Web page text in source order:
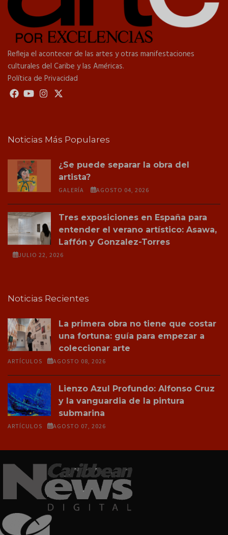
Refleja el acontecer de las artes y otras manifestaciones
culturales del Caribe y las Américas.
Política de Privacidad
Noticias Más Populares
¿Se puede separar la obra del
artista?
GALERÍA AGOSTO 04, 2026
Tres exposiciones en España para
entender el verano artístico: Asawa,
Laffón y Gonzalez-Torres
JULIO 22, 2026
Noticias Recientes
La primera obra no tiene que costar
una fortuna: guía para empezar a
coleccionar arte
ARTÍCULOS AGOSTO 08, 2026
Lienzo Azul Profundo: Alfonso Cruz
y la vanguardia de la pintura
submarina
ARTÍCULOS AGOSTO 07, 2026